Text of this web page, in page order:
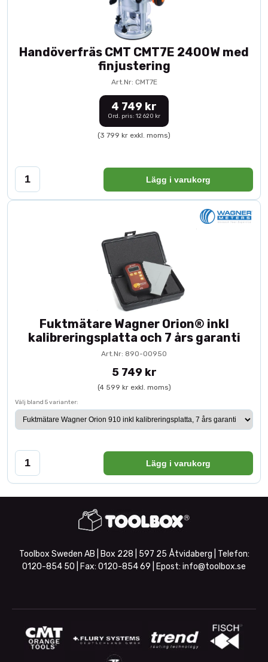
Handöverfräs CMT CMT7E 2400W med
finjustering
Art.Nr: CMT7E
4 749 kr
Ord. pris: 12 620 kr
(3 799 kr exkl. moms)
Lägg i varukorg
Fuktmätare Wagner Orion® inkl
kalibreringsplatta och 7 års garanti
Art.Nr: 890-00950
5 749 kr
(4 599 kr exkl. moms)
Välj bland 5 varianter:
Lägg i varukorg
Toolbox Sweden AB | Box 228 | 597 25 Åtvidaberg | Telefon:
0120-854 50 | Fax: 0120-854 69 | Epost: info@toolbox.se